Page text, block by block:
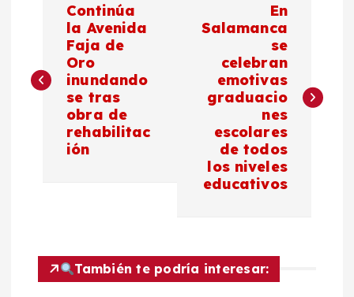
v
Continúa
la Avenida
Faja de
Oro
inundando
se tras
obra de
rehabilitac
ión
En
Salamanca
se
celebran
emotivas
graduacio
nes
escolares
de todos
los niveles
educativos
También te podría interesar: